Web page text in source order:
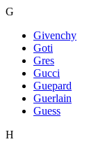
G
Givenchy
Goti
Gres
Gucci
Guepard
Guerlain
Guess
H